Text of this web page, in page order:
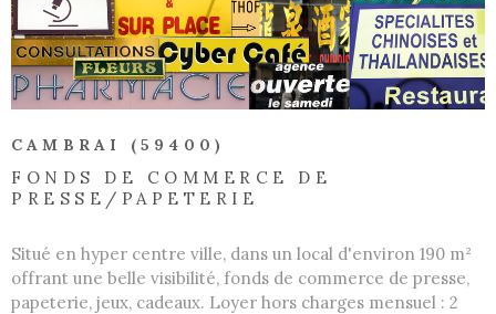
CAMBRAI (59400)
FONDS DE COMMERCE DE
PRESSE/PAPETERIE
Situé en hyper centre ville, dans un local d'environ 190 m²
offrant une belle visibilité, fonds de commerce de presse,
papeterie, jeux, cadeaux. Loyer hors charges mensuel : 2